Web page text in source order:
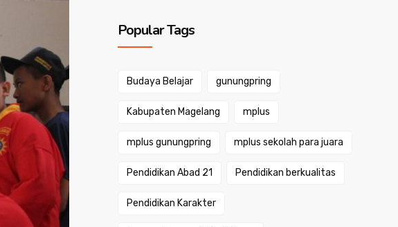
Popular Tags
Budaya Belajar gunungpring
Kabupaten Magelang mplus
mplus gunungpring mplus sekolah para juara
Pendidikan Abad 21 Pendidikan berkualitas
Pendidikan Karakter